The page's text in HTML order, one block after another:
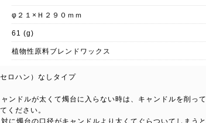
φ２１×Ｈ２９０ｍｍ
61 (g)
植物性原料ブレンドワックス
ロハン）なしタイプ
ンドルが太くて燭台に入らない時は、キャンドルを削って
ください。
に燭台の口径がキャンドルより太くてぐらついてしまうと